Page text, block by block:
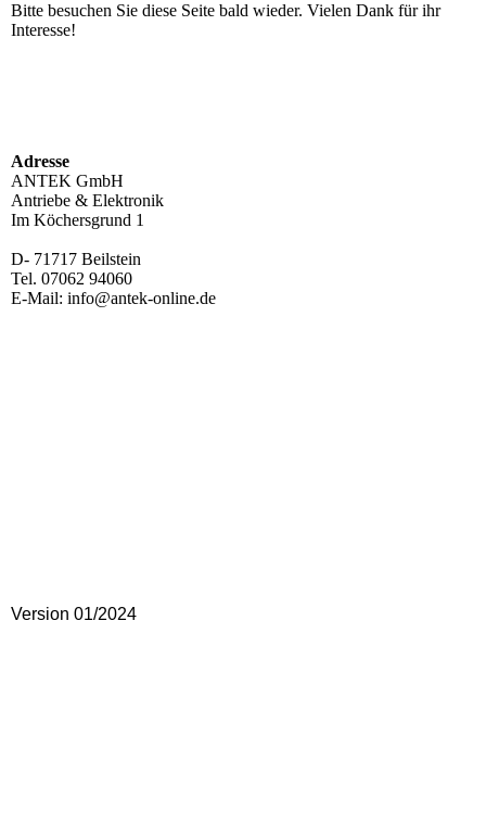
Bitte besuchen Sie diese Seite bald wieder. Vielen Dank für ihr
Interesse!
Adresse
ANTEK GmbH
Antriebe & Elektronik
Im Köchersgrund 1
D- 71717 Beilstein
Tel. 07062 94060
E-Mail: info@antek-online.de
Version 01/2024